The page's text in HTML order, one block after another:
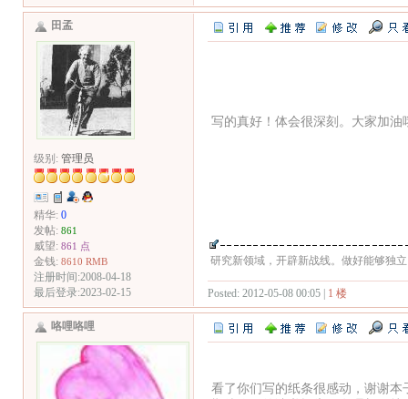
田孟
级别: 管理员
精华: 0
发帖: 861
威望: 861 点
金钱: 8610 RMB
注册时间:2008-04-18
最后登录:2023-02-15
写的真好！体会很深刻。大家加
研究新领域，开辟新战线。做好能够独
Posted: 2012-05-08 00:05 | 1 楼
咯哩咯哩
看了你们写的纸条很感动，谢谢本